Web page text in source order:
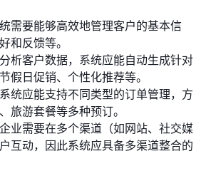
需要能够高效地管理客户的基本信
和反馈等。
析客户数据，系统应能自动生成针对
假日促销、个性化推荐等。
统应能支持不同类型的订单管理，方
旅游套餐等多种预订。
业需要在多个渠道（如网站、社交媒
互动，因此系统应具备多渠道整合的